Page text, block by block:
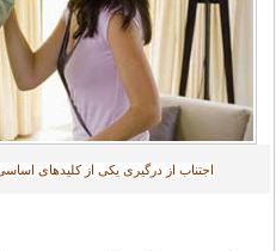
اجتناب از درگیری یکی از کلیدهای